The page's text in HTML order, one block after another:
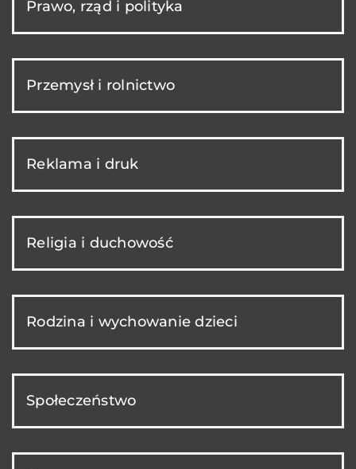
Prawo, rząd i polityka
Przemysł i rolnictwo
Reklama i druk
Religia i duchowość
Rodzina i wychowanie dzieci
Społeczeństwo